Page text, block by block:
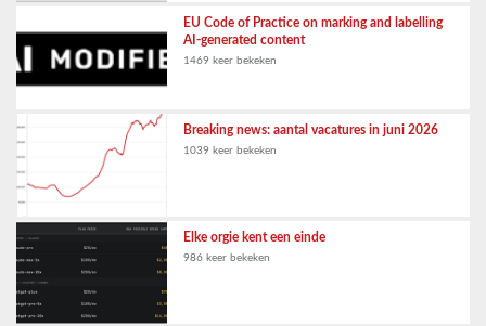
EU Code of Practice on marking and labelling
AI-generated content
1469 keer bekeken
Breaking news: aantal vacatures in juni 2026
1039 keer bekeken
Elke orgie kent een einde
986 keer bekeken